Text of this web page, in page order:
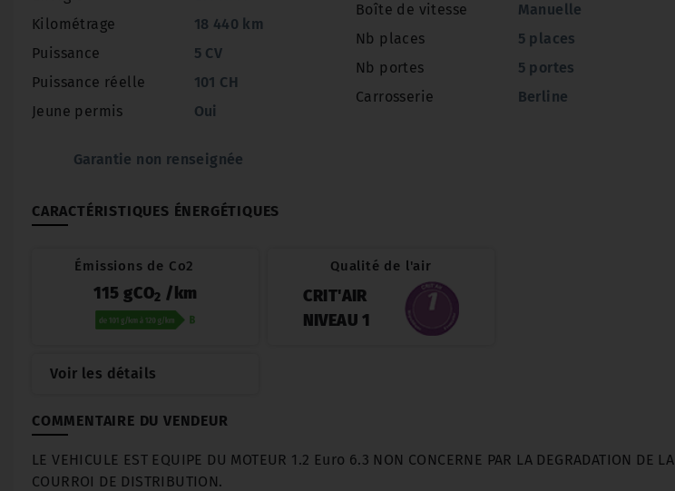
Kilométrage
18 440 km
Puissance
5 CV
Puissance réelle
101 CH
Jeune permis
Oui
Boîte de vitesse
Manuelle
Nb places
5 places
Nb portes
5 portes
Carrosserie
Berline
Garantie non renseignée
CARACTÉRISTIQUES ÉNERGÉTIQUES
Émissions de Co2
115 gCO2 /km
Qualité de l'air
CRIT'AIR
NIVEAU 1
Voir les détails
COMMENTAIRE DU VENDEUR
LE VEHICULE EST EQUIPE DU MOTEUR 1.2 Euro 6.3 NON CONCERNE PAR LA DEGRADATION DE LA
COURROI DE DISTRIBUTION.